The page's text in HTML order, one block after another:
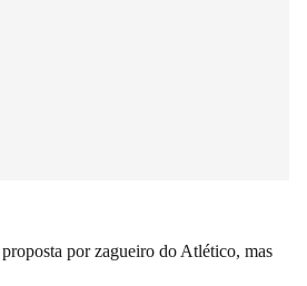
por zagueiro do Atlético, mas